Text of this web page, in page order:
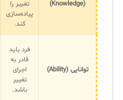
(Knowledge)
تغییر را
پیاده‌سازی
کند.
توانایی (Ability)
فرد باید
قادر به
اجرای
تغییر
باشد.